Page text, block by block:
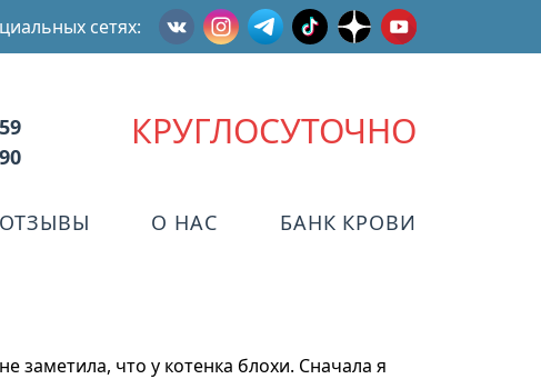
сетях:
КРУГЛОСУТОЧНО
ОТЗЫВЫ О НАС БАНК КРОВИ
заметила, что у котенка блохи. Сначала я